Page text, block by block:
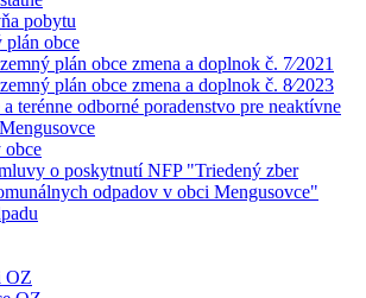
pobytu
plán obce
plán obce zmena a doplnok č. 7⁄2021
plán obce zmena a doplnok č. 8⁄2023
terénne odborné poradenstvo pre neaktívne
obce
o poskytnutí NFP "Triedený zber
odpadov v obci Mengusovce"
OZ